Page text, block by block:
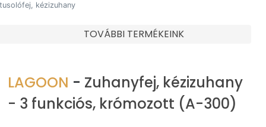
kézizuhany
TOVÁBBI TERMÉKEINK
LAGOON - Zuhanyfej, kézizuhany
- 3 funkciós, krómozott (A-300)